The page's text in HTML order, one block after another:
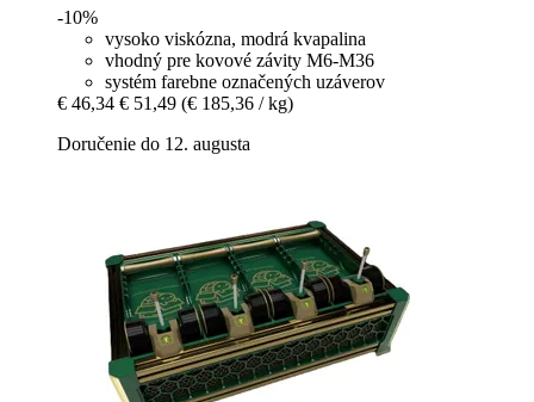
-10%
vysoko viskózna, modrá kvapalina
vhodný pre kovové závity M6-M36
systém farebne označených uzáverov
€ 46,34 € 51,49 (€ 185,36 / kg)
Doručenie do 12. augusta